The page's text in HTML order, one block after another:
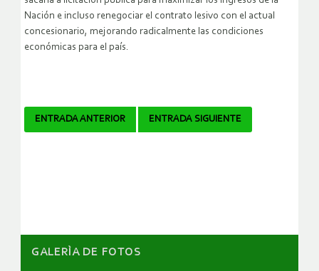
Nación e incluso renegociar el contrato lesivo con el actual
concesionario, mejorando radicalmente las condiciones
económicas para el país.
Navegador
ENTRADA ANTERIOR ENTRADA SIGUIENTE
GALERÌA DE FOTOS